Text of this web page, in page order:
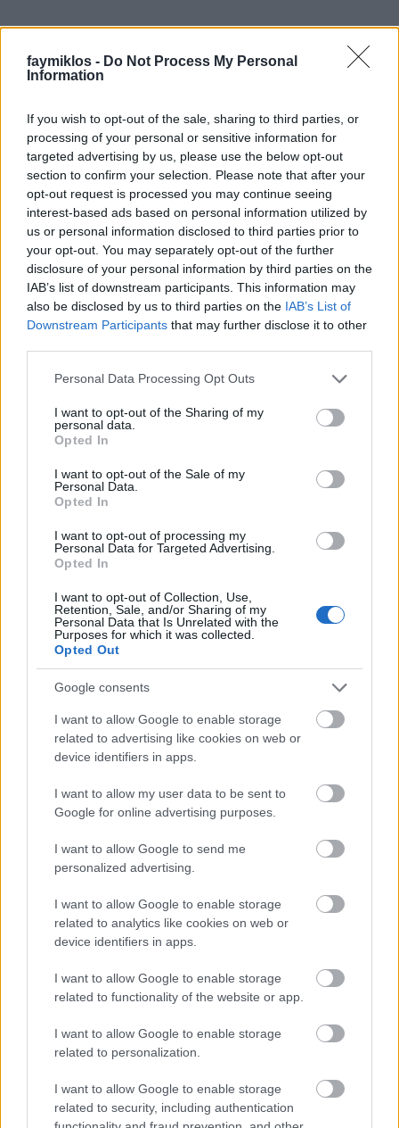
faymiklos - Do Not Process My Personal
Information
If you wish to opt-out of the sale, sharing to third parties, or
processing of your personal or sensitive information for
targeted advertising by us, please use the below opt-out
section to confirm your selection. Please note that after your
opt-out request is processed you may continue seeing
interest-based ads based on personal information utilized by
us or personal information disclosed to third parties prior to
your opt-out. You may separately opt-out of the further
disclosure of your personal information by third parties on the
IAB’s list of downstream participants. This information may
also be disclosed by us to third parties on the IAB’s List of
Downstream Participants that may further disclose it to other
Please note that this website/app uses one or more Google
not limited to your visit or usage behaviour. You may click to
grant or deny consent to Google and its third-party tags to
use your data for below specified purposes in below Google
consent section.
Personal Data Processing Opt Outs
I want to opt-out of the Sharing of my
personal data.
Opted In
I want to opt-out of the Sale of my
Personal Data.
Opted In
I want to opt-out of processing my
Personal Data for Targeted Advertising.
Opted In
I want to opt-out of Collection, Use,
Retention, Sale, and/or Sharing of my
Personal Data that Is Unrelated with the
Purposes for which it was collected.
Opted Out
Google consents
I want to allow Google to enable storage
related to advertising like cookies on web or
device identifiers in apps.
I want to allow my user data to be sent to
Google for online advertising purposes.
I want to allow Google to send me
personalized advertising.
I want to allow Google to enable storage
related to analytics like cookies on web or
device identifiers in apps.
I want to allow Google to enable storage
related to functionality of the website or app.
I want to allow Google to enable storage
related to personalization.
I want to allow Google to enable storage
related to security, including authentication
Címkék:Mihályfalvi Mihály
Ajánlott bejegyzések:
Mephisto a tengerparton
Vetélkedő társművészetek
A megválaszolatlan kérdés
Lederhose
Szólj hozzá!
A hozzászóláshoz be kell lépned!
VAGY
Csodabogár